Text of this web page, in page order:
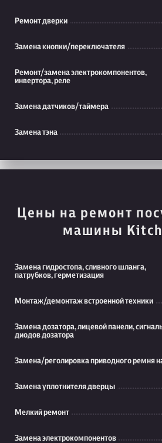
Ремонт дверки
Замена кнопки/переключателя
Ремонт/замена электрокомпонентов,
инвертора, реле
Замена датчиков/таймера
Замена тэна
Цены на ремонт
машины
Замена гидростопа, сливного шланга,
патрубков, герметизация
Монтаж/демонтаж встроенной техники
Замена дозатора, лицевой панели,
диодов дозатора
Замена/реголировка приводного ремня
Замена уплотнителя дверцы
Мелкий ремонт
Замена электрокомпонентов